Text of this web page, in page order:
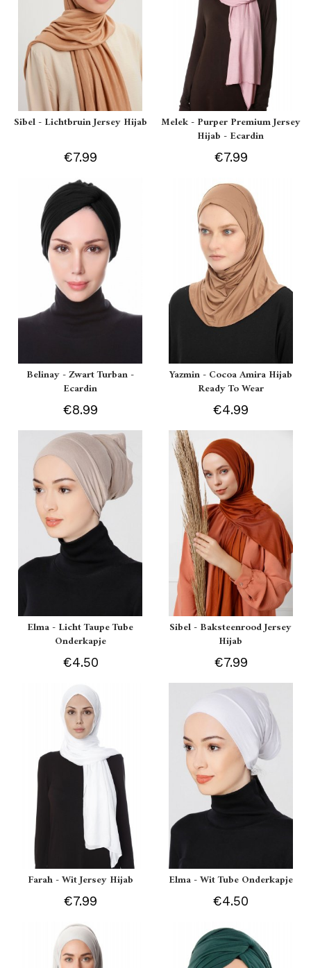
Sibel - Lichtbruin Jersey Hijab
€7.99
Melek - Purper Premium Jersey
Hijab - Ecardin
€7.99
Belinay - Zwart Turban -
Ecardin
€8.99
Yazmin - Cocoa Amira Hijab
Ready To Wear
€4.99
Elma - Licht Taupe Tube
Onderkapje
€4.50
Sibel - Baksteenrood Jersey
Hijab
€7.99
Farah - Wit Jersey Hijab
€7.99
Elma - Wit Tube Onderkapje
€4.50